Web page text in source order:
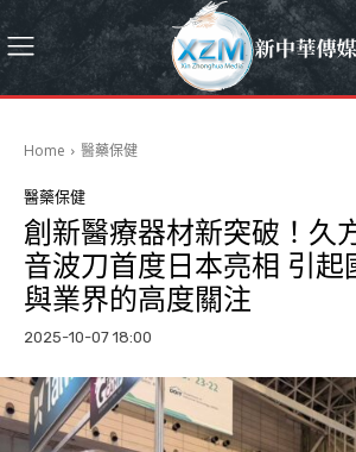
Home 醫藥保健
醫藥保健
創新醫療器材新突破！久
音波刀首度日本亮相 引起
與業界的高度關注
2025-10-07 18:00